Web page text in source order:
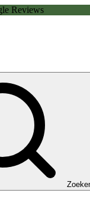
Reviews